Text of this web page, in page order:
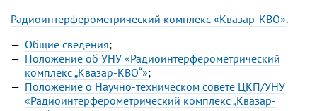
Радиоинтерферометрический комплекс «Квазар-КВО».
Общие сведения;
Положение об УНУ «Радиоинтерферометрический
комплекс „Квазар-КВО“»;
Положение о Научно-техническом совете ЦКП/УНУ
«Радиоинтерферометрический комплекс „Квазар-